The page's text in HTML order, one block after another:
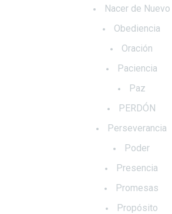
Nacer de Nuevo
Obediencia
Oración
Paciencia
Paz
PERDÓN
Perseverancia
Poder
Presencia
Promesas
Propósito